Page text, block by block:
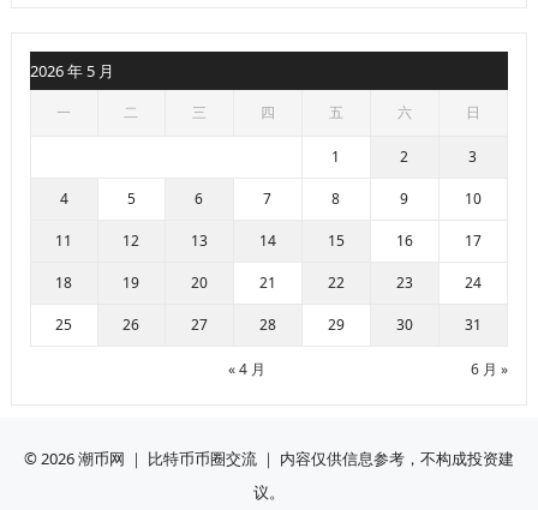
2026 年 5 月
一 二 三 四 五 六 日
1 2 3
4 5 6 7 8 9 10
11 12 13 14 15 16 17
18 19 20 21 22 23 24
25 26 27 28 29 30 31
« 4 月 6 月 »
© 2026潮币网 ｜ 比特币币圈交流 ｜ 内容仅供信息参考，不构成投资建
议。